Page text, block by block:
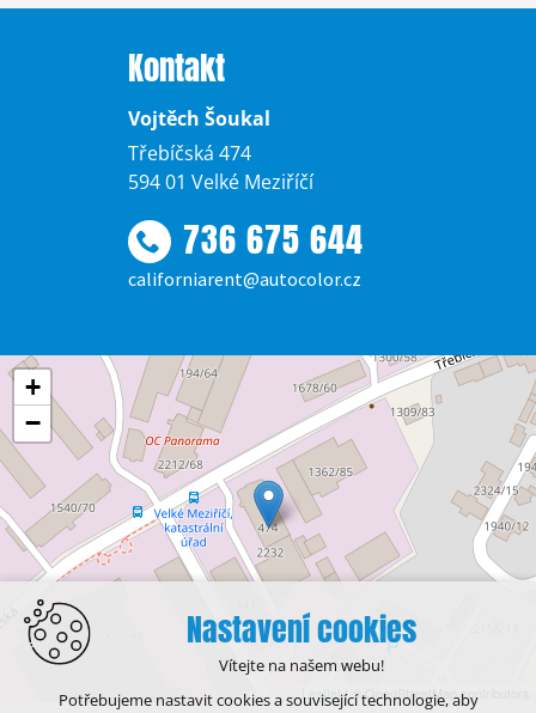
Kontakt
Vojtěch Šoukal
Třebíčská 474
594 01 Velké Meziříčí
736 675 644
californiarent@autocolor.cz
+
−
Leaflet | © OpenStreetMap contributors
Nastavení cookies
Vítejte na našem webu!
Potřebujeme nastavit cookies a související technologie, aby